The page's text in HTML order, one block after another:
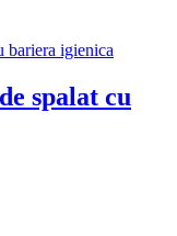
spalat cu